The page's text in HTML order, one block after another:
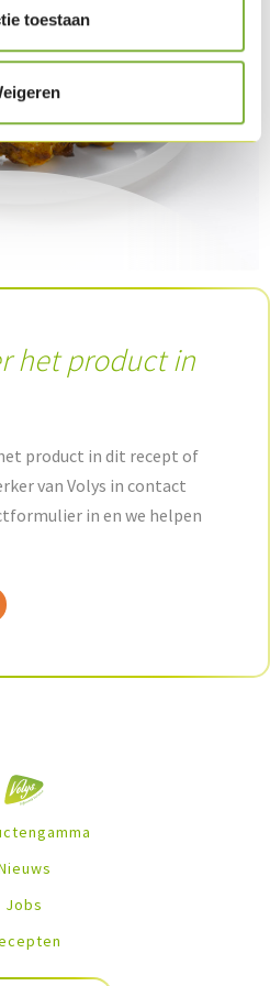
toestaan
het product in
product in dit recept of
van Volys in contact
in en we helpen
Jobs